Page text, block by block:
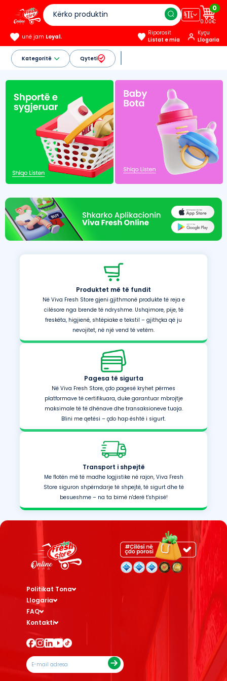
🇦🇱
0
0.00€
unë jam Loyal.
Riporosit
Listat e mia
Kyçu
Llogaria
Kategoritë Qyteti
Produktet më të fundit
Në Viva Fresh Store gjeni gjithmonë produkte të reja e
cilësore nga brende të ndryshme. Ushqimore, pije, të
freskëta, higjienë, shtëpiake e tekstil – gjithçka që ju
nevojitet, në një vend të vetëm.
Pagesa të sigurta
Në Viva Fresh Store, çdo pagesë kryhet përmes
platformave të certifikuara, duke garantuar mbrojtje
maksimale të të dhënave dhe transaksioneve tuaja.
Blini me qetësi – çdo hap është i sigurt.
Transport i shpejtë
Me flotën më të madhe logjistike në rajon, Viva Fresh
Store siguron shpërndarje të shpejtë, të sigurt dhe të
besueshme – na ta bimë n'derë t'shpisë!
Politikat Tona
Llogaria
FAQ
Kontakti